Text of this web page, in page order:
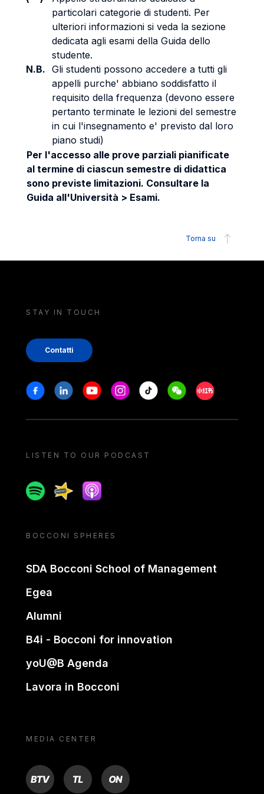
particolari categorie di studenti. Per
ulteriori informazioni si veda la sezione
dedicata agli esami della Guida dello
studente.
N.B. Gli studenti possono accedere a tutti gli
appelli purche' abbiano soddisfatto il
requisito della frequenza (devono essere
pertanto terminate le lezioni del semestre
in cui l'insegnamento e' previsto dal loro
piano studi)
Per l'accesso alle prove parziali pianificate
al termine di ciascun semestre di didattica
sono previste limitazioni. Consultare la
Guida all'Università > Esami.
Torna su
STAY IN TOUCH
Contatti
Stay in touch
FacebookLinkedinYoutubeInstagram
Tiktok WeechatXiaohongshu/
LISTEN TO OUR PODCAST
SpotifySpreakerApple podcast
BOCCONI SPHERES
SDA Bocconi School of Management
Egea
Alumni
B4i - Bocconi for innovation
yoU@B Agenda
Lavora in Bocconi
MEDIA CENTER
BTV TL ON